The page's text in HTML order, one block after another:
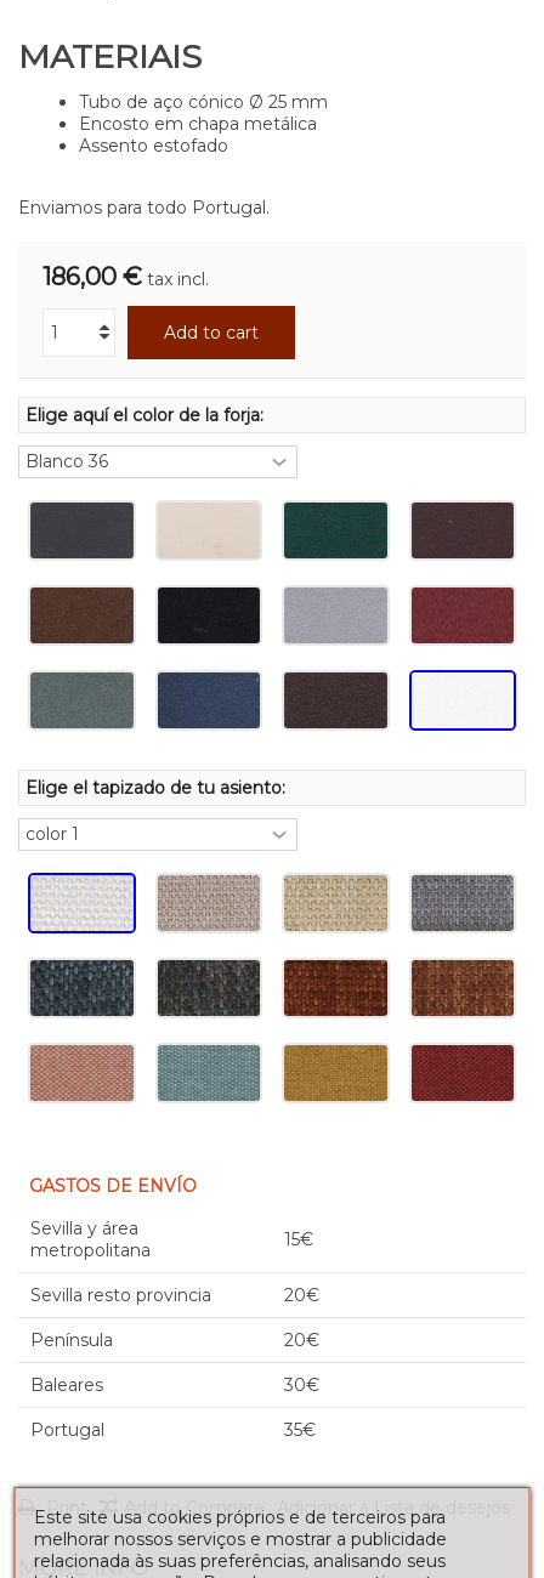
MATERIAIS
Tubo de aço cónico Ø 25 mm
Encosto em chapa metálica
Assento estofado
Enviamos para todo Portugal.
186,00 € tax incl.
Add to cart
Elige aquí el color de la forja:
Elige el tapizado de tu asiento:
GASTOS DE ENVÍO
Sevilla y área
metropolitana
15€
Sevilla resto provincia 20€
Península 20€
Baleares 30€
Portugal 35€
Print Add to Compare Adicionar à Lista de desejos
MORE INFO
Este site usa cookies próprios e de terceiros para
melhorar nossos serviços e mostrar a publicidade
relacionada às suas preferências, analisando seus